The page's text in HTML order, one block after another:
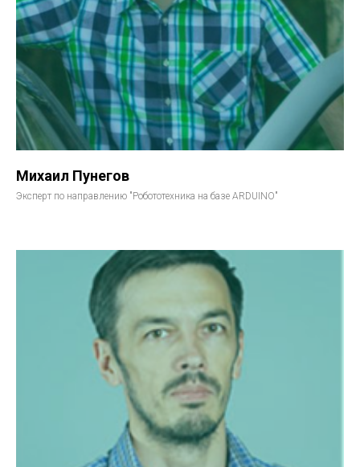
Михаил Пунегов
Эксперт по направлению "Робототехника на базе ARDUINO"